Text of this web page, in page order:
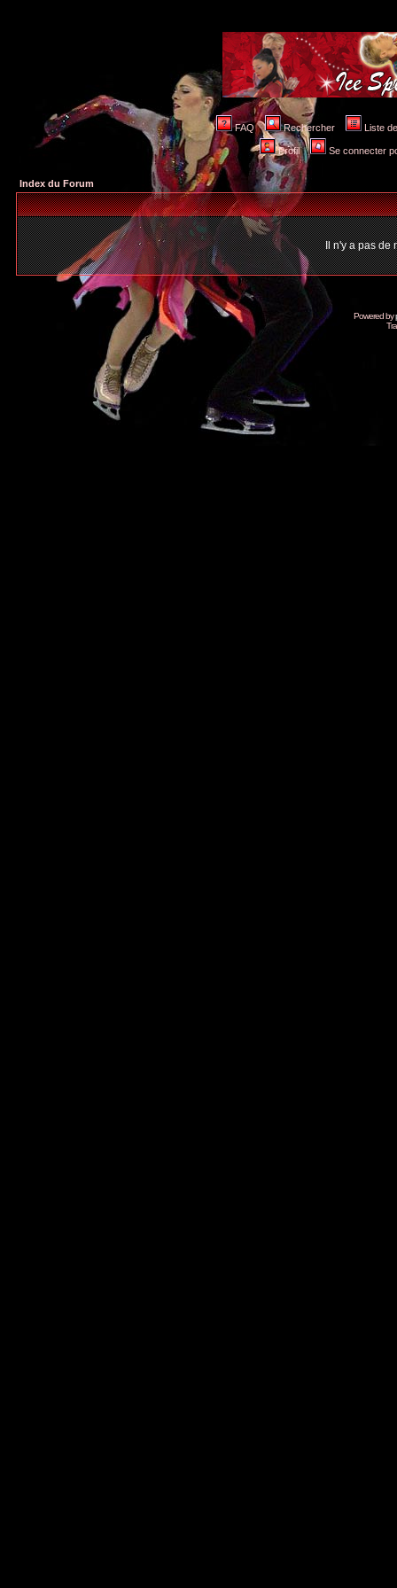
FAQ Rechercher Liste
Profil Se connecter
Index du Forum
Il n'y a pas de
Powered by